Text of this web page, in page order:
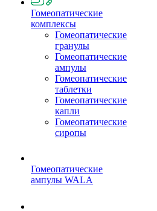
Гомеопатические
комплексы
Гомеопатические
гранулы
Гомеопатические
ампулы
Гомеопатические
таблетки
Гомеопатические
капли
Гомеопатические
сиропы
Гомеопатические
ампулы WALA